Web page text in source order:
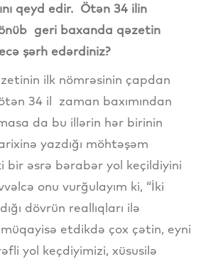
qeyd edir. Ötən 34 ilin
geri baxanda qəzetin
şərh edərdiniz?
ilk nömrəsinin çapdan
34 il zaman baxımından
da bu illərin hər birinin
yazdığı möhtəşəm
bir əsrə bərabər yol keçildiyini
onu vurğulayım ki, “İki
dövrün reallıqları ilə
etdikdə çox çətin, eyni
yol keçdiyimizi, xüsusilə